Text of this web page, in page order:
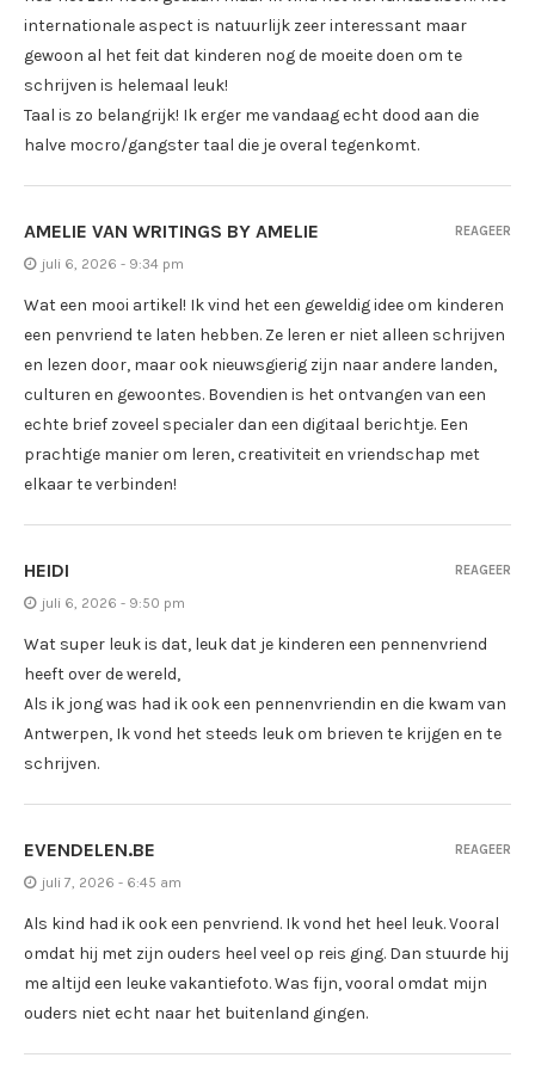
internationale aspect is natuurlijk zeer interessant maar
gewoon al het feit dat kinderen nog de moeite doen om te
schrijven is helemaal leuk!
Taal is zo belangrijk! Ik erger me vandaag echt dood aan die
halve mocro/gangster taal die je overal tegenkomt.
AMELIE VAN WRITINGS BY AMELIE
juli 6, 2026 - 9:34 pm
Wat een mooi artikel! Ik vind het een geweldig idee om kinderen
een penvriend te laten hebben. Ze leren er niet alleen schrijven
en lezen door, maar ook nieuwsgierig zijn naar andere landen,
culturen en gewoontes. Bovendien is het ontvangen van een
echte brief zoveel specialer dan een digitaal berichtje. Een
prachtige manier om leren, creativiteit en vriendschap met
elkaar te verbinden!
REAGEER
HEIDI
juli 6, 2026 - 9:50 pm
Wat super leuk is dat, leuk dat je kinderen een pennenvriend
heeft over de wereld,
Als ik jong was had ik ook een pennenvriendin en die kwam van
Antwerpen, Ik vond het steeds leuk om brieven te krijgen en te
schrijven.
REAGEER
EVENDELEN.BE
juli 7, 2026 - 6:45 am
Als kind had ik ook een penvriend. Ik vond het heel leuk. Vooral
omdat hij met zijn ouders heel veel op reis ging. Dan stuurde hij
me altijd een leuke vakantiefoto. Was fijn, vooral omdat mijn
ouders niet echt naar het buitenland gingen.
REAGEER